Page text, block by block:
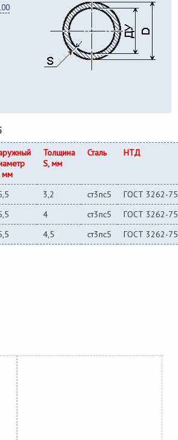
мм
Толщина
S, мм
Сталь НТД
3,2 ст3пс5
ГОСТ 3262-75
4 ст3пс5
ГОСТ 3262-75
4,5 ст3пс5 ГОСТ 3262-75